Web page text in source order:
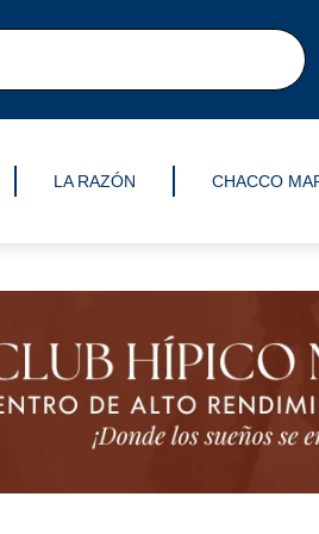
LA RAZÓN CHACCO